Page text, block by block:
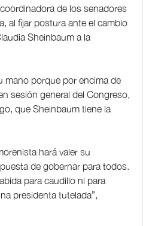
de los senadores
al fijar postura ante el cambio
Sheinbaum a la
mano porque por encima de
sesión general del Congreso,
que Sheinbaum tiene la
hará valer su
de gobernar para todos.
para caudillo ni para
presidenta tutelada”,